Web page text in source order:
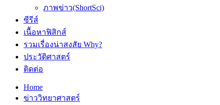
ภาพข่าว(ShortSci)
ซีรีส์
เนื้อหาฟิสิกส์
รวมเรื่องน่าสงสัย Why?
ประวัติศาสตร์
ติดต่อ
Home
ข่าววิทยาศาสตร์